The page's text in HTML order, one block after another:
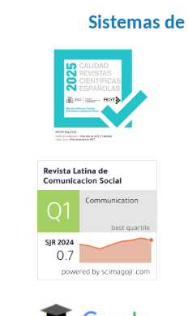
Sistemas